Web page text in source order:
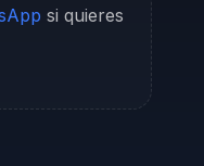
si quieres